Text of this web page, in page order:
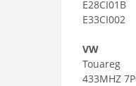
E28CI01B
E33CI002
VW
Touareg
433MHZ